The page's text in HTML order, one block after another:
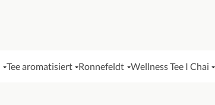
Tee aromatisiert Ronnefeldt Wellness Tee I Chai